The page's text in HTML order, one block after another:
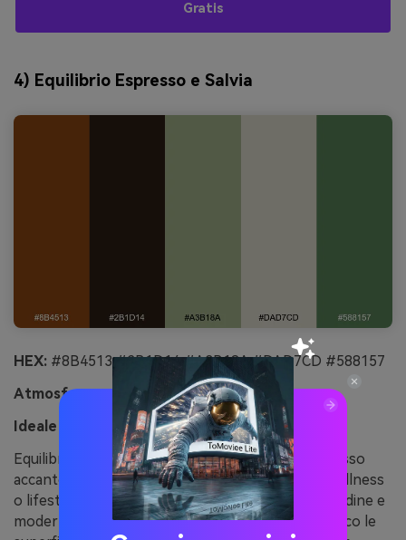
Gratis
4) Equilibrio Espresso e Salvia
HEX: #8B4513 #2B1D14 #A3B18A #DAD7CD #588157
Atmosfera:solido, botanico, moderno
Ideale per:
UI sito wellness
Equilibrato e botanico, ricorda la crema dell’espresso
accanto a erbe fresche tagliate. Ottimo per UI wellness
o lifestyle dove cerchi calore senza rinunciare a ordine e
modernità. Lascia alle tonalità salvia e bianco sporco le